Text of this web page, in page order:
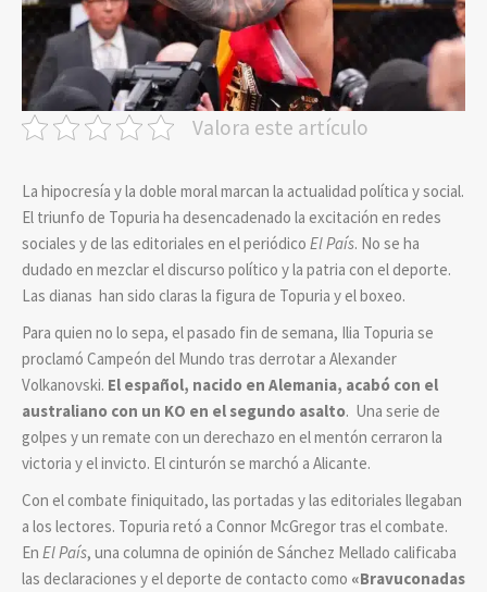
Valora este artículo
La hipocresía y la doble moral marcan la actualidad política y social.
El triunfo de Topuria ha desencadenado la excitación en redes
sociales y de las editoriales en el periódico El País. No se ha
dudado en mezclar el discurso político y la patria con el deporte.
Las dianas han sido claras la figura de Topuria y el boxeo.
Para quien no lo sepa, el pasado fin de semana, Ilia Topuria se
proclamó Campeón del Mundo tras derrotar a Alexander
Volkanovski. El español, nacido en Alemania, acabó con el
australiano con un KO en el segundo asalto. Una serie de
golpes y un remate con un derechazo en el mentón cerraron la
victoria y el invicto. El cinturón se marchó a Alicante.
Con el combate finiquitado, las portadas y las editoriales llegaban
a los lectores. Topuria retó a Connor McGregor tras el combate.
En El País, una columna de opinión de Sánchez Mellado calificaba
las declaraciones y el deporte de contacto como «Bravuconadas